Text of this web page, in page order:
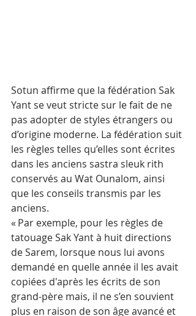
Sotun affirme que la fédération Sak
Yant se veut stricte sur le fait de ne
pas adopter de styles étrangers ou
d’origine moderne. La fédération suit
les règles telles qu’elles sont écrites
dans les anciens sastra sleuk rith
conservés au Wat Ounalom, ainsi
que les conseils transmis par les
anciens.
« Par exemple, pour les règles de
tatouage Sak Yant à huit directions
de Sarem, lorsque nous lui avons
demandé en quelle année il les avait
copiées d'après les écrits de son
grand-père mais, il ne s’en souvient
plus en raison de son âge avancé et